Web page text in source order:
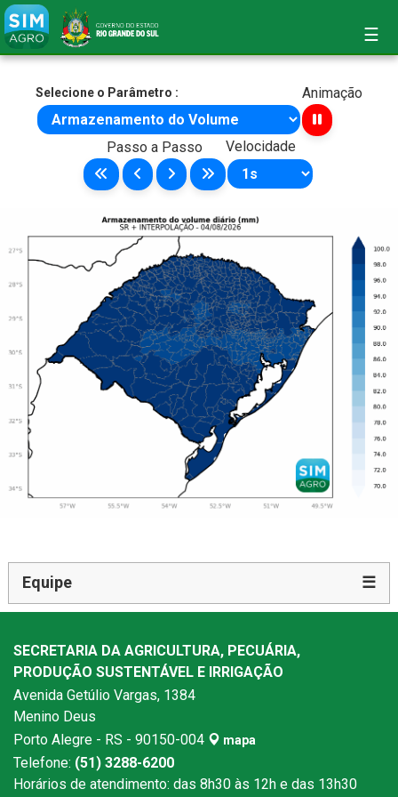
☰
Selecione o Parâmetro : Animação
Passo a Passo Velocidade
Equipe ☰
SECRETARIA DA AGRICULTURA, PECUÁRIA,
PRODUÇÃO SUSTENTÁVEL E IRRIGAÇÃO
Avenida Getúlio Vargas, 1384
Menino Deus
Porto Alegre - RS - 90150-004
mapa
Telefone: (51) 3288-6200
Horários de atendimento: das 8h30 às 12h e das 13h30